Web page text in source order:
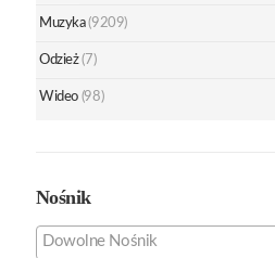
Muzyka (9209)
Odzież (7)
Wideo (98)
Nośnik